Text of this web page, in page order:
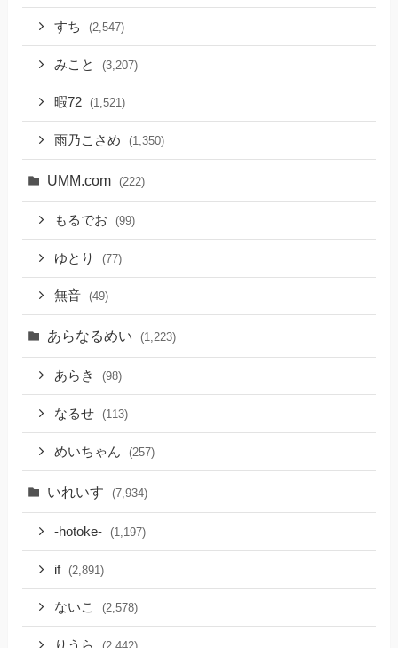
すち (2,547)
みこと (3,207)
暇72 (1,521)
雨乃こさめ (1,350)
UMM.com (222)
もるでお (99)
ゆとり (77)
無音 (49)
あらなるめい (1,223)
あらき (98)
なるせ (113)
めいちゃん (257)
いれいす (7,934)
-hotoke- (1,197)
if (2,891)
ないこ (2,578)